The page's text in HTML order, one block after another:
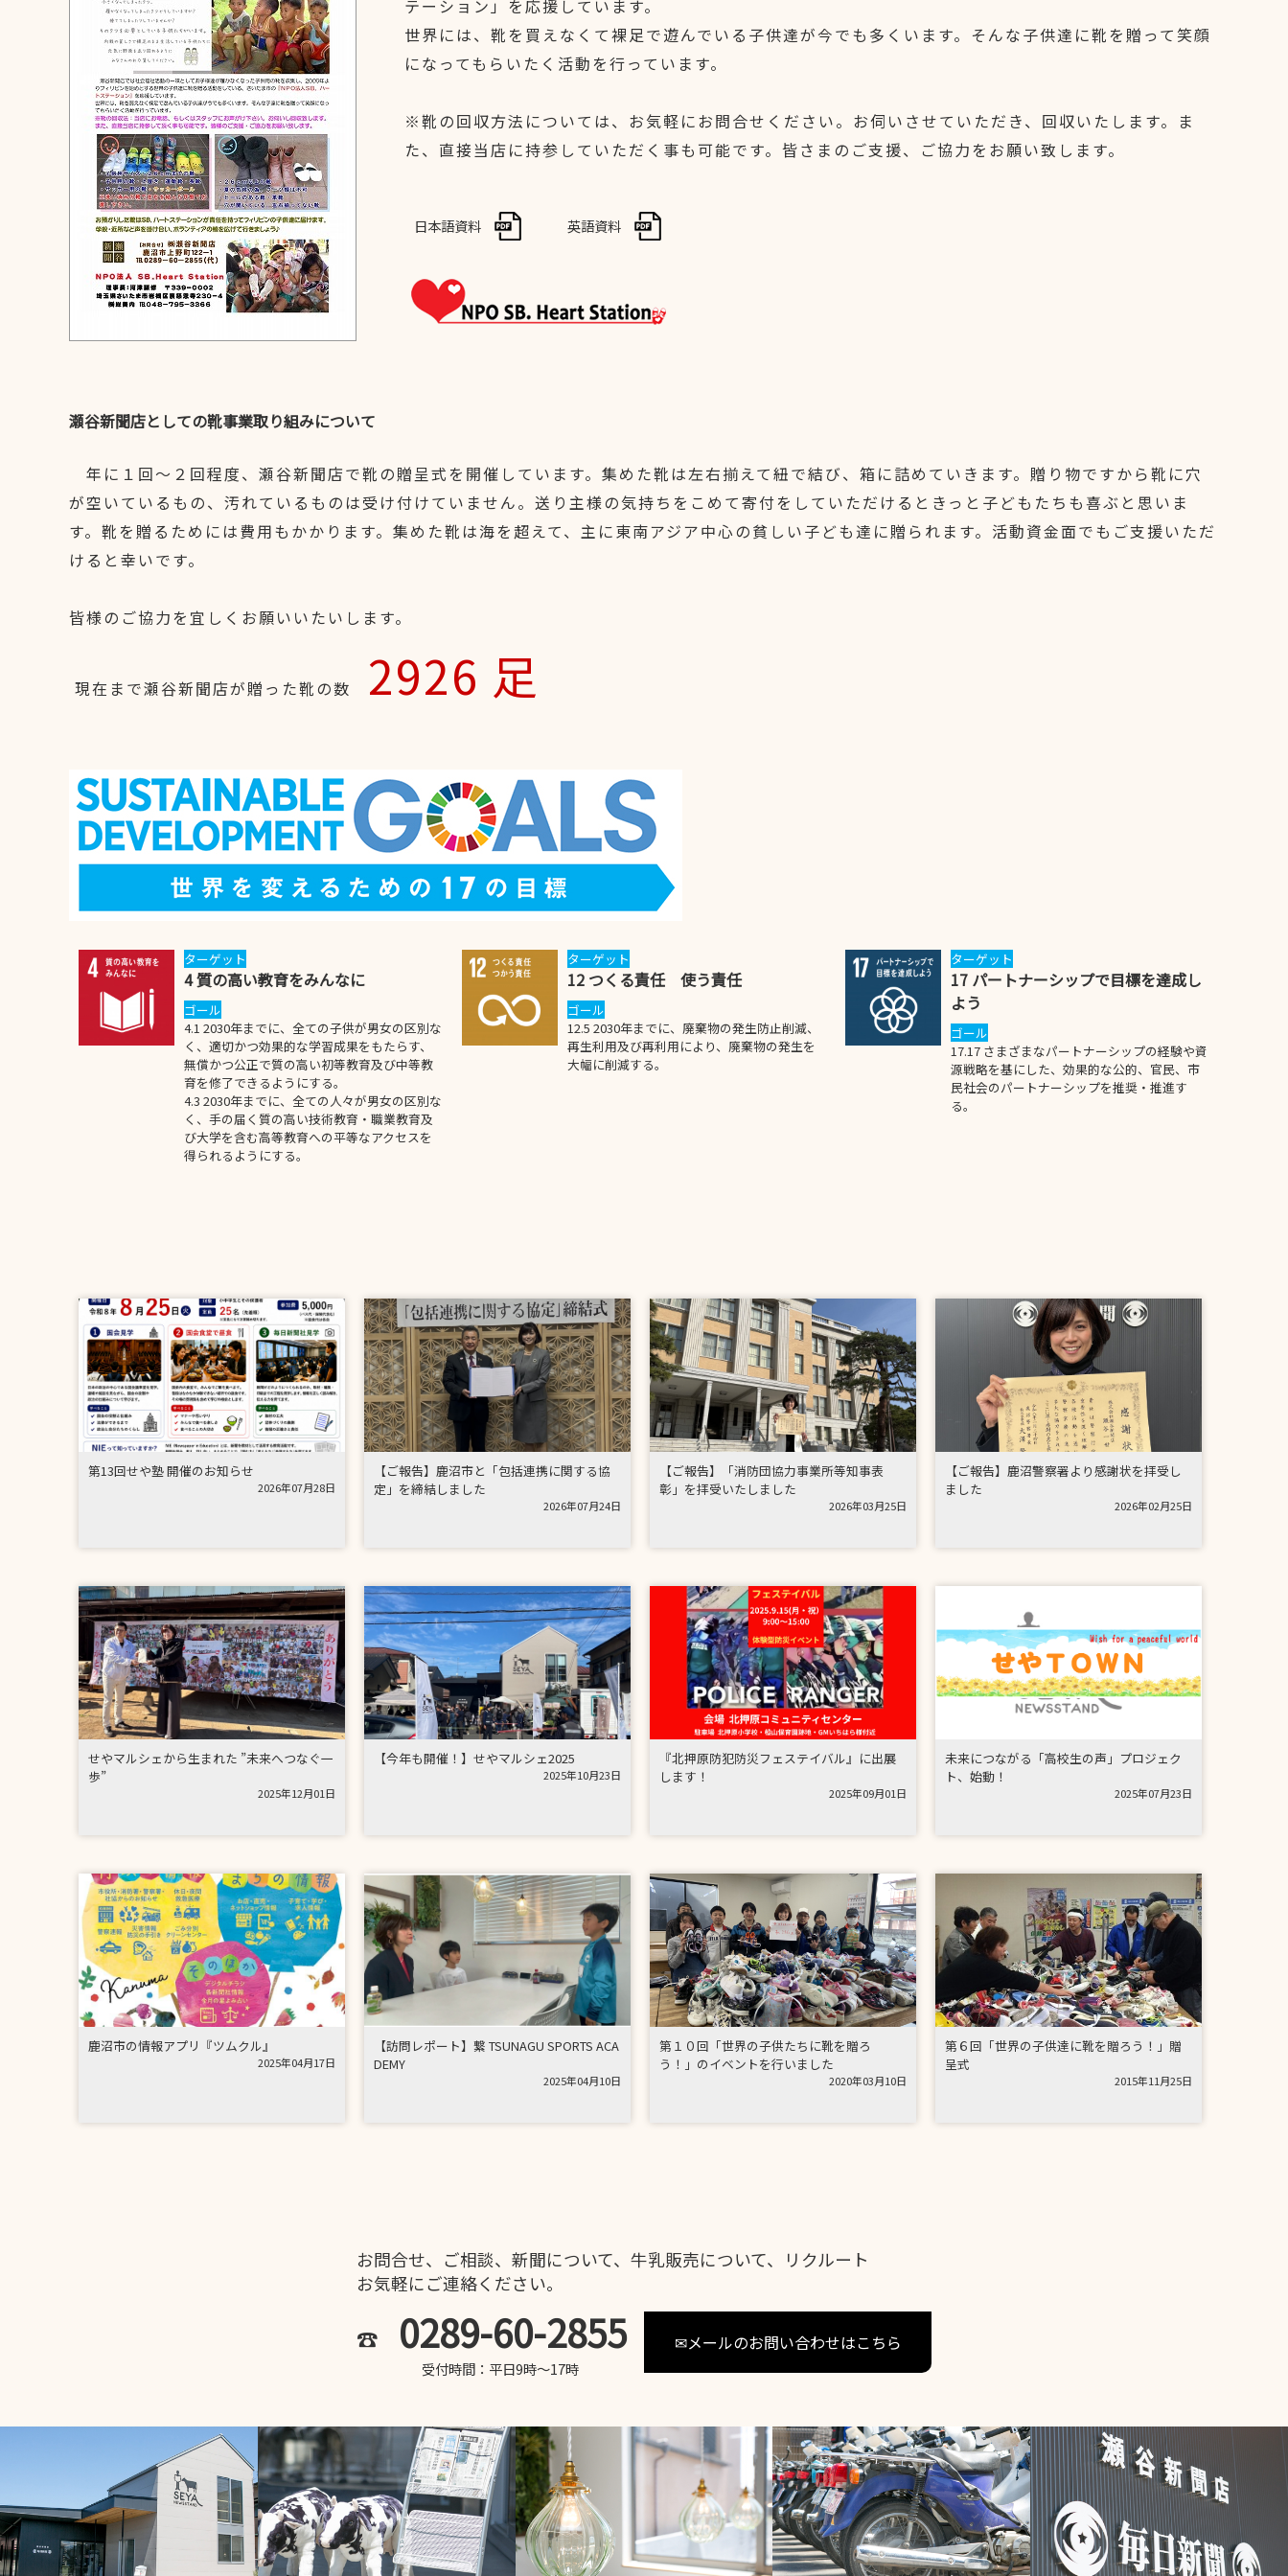
テーション」を応援しています。
世界には、靴を買えなくて裸足で遊んでいる子供達が今でも多くいます。そんな子供達に靴を贈って笑顔
になってもらいたく活動を行っています。
※靴の回収方法については、お気軽にお問合せください。お伺いさせていただき、回収いたします。ま
た、直接当店に持参していただく事も可能です。皆さまのご支援、ご協力をお願い致します。
日本語資料 英語資料
瀬谷新聞店としての靴事業取り組みについて
年に１回～２回程度、瀬谷新聞店で靴の贈呈式を開催しています。集めた靴は左右揃えて紐で結び、箱に詰めていきます。贈り物ですから靴に穴
が空いているもの、汚れているものは受け付けていません。送り主様の気持ちをこめて寄付をしていただけるときっと子どもたちも喜ぶと思いま
す。靴を贈るためには費用もかかります。集めた靴は海を超えて、主に東南アジア中心の貧しい子ども達に贈られます。活動資金面でもご支援いただ
けると幸いです。
皆様のご協力を宜しくお願いいたいします。
現在まで瀬谷新聞店が贈った靴の数 2926 足
ターゲット
4 質の高い教育をみんなに
ゴール
4.1 2030年までに、全ての子供が男女の区別な
く、適切かつ効果的な学習成果をもたらす、
無償かつ公正で質の高い初等教育及び中等教
育を修了できるようにする。
4.3 2030年までに、全ての人々が男女の区別な
く、手の届く質の高い技術教育・職業教育及
び大学を含む高等教育への平等なアクセスを
得られるようにする。
ターゲット
12 つくる責任 使う責任
ゴール
12.5 2030年までに、廃棄物の発生防止削減、
再生利用及び再利用により、廃棄物の発生を
大幅に削減する。
ターゲット
17 パートナーシップで目標を達成し
よう
ゴール
17.17 さまざまなパートナーシップの経験や資
源戦略を基にした、効果的な公的、官民、市
民社会のパートナーシップを推奨・推進す
る。
第13回せや塾 開催のお知らせ
2026年07月28日
【ご報告】鹿沼市と「包括連携に関する協
定」を締結しました
2026年07月24日
【ご報告】「消防団協力事業所等知事表
彰」を拝受いたしました
2026年03月25日
【ご報告】鹿沼警察署より感謝状を拝受し
ました
2026年02月25日
せやマルシェから生まれた ”未来へつなぐ一
歩”
2025年12月01日
【今年も開催！】せやマルシェ2025
2025年10月23日
『北押原防犯防災フェステイバル』に出展
します！
2025年09月01日
未来につながる「高校生の声」プロジェク
ト、始動！
2025年07月23日
鹿沼市の情報アプリ『ツムクル』
2025年04月17日
【訪問レポート】繋 TSUNAGU SPORTS ACA
DEMY
2025年04月10日
第１０回「世界の子供たちに靴を贈ろ
う！」のイベントを行いました
2020年03月10日
第６回「世界の子供達に靴を贈ろう！」贈
呈式
2015年11月25日
お問合せ、ご相談、新聞について、牛乳販売について、リクルート
お気軽にご連絡ください。
☎ 0289-60-2855
受付時間：平日9時～17時
✉メールのお問い合わせはこちら